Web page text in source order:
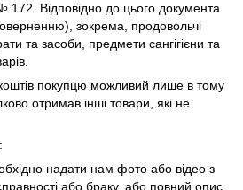
172. Відповідно до цього документа
зокрема, продовольчі
та засоби, предмети сангігієни та
покупцю можливий лише в тому
отримав інші товари, які не
надати нам фото або відео з
або браку, або повний опис